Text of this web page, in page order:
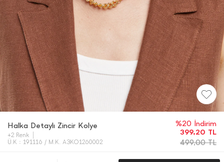
Halka Detaylı Zincir Kolye
+2 Renk
Ü.K : 191116 / M.K. A3KO1260002
%20 İndirim
399,20 TL
499,00TL